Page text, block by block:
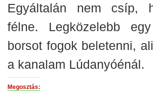
Egyáltalán nem csíp,
félne. Legközelebb
borsot fogok beletenni,
a kanalam Lúdanyóénál.
Megosztás: